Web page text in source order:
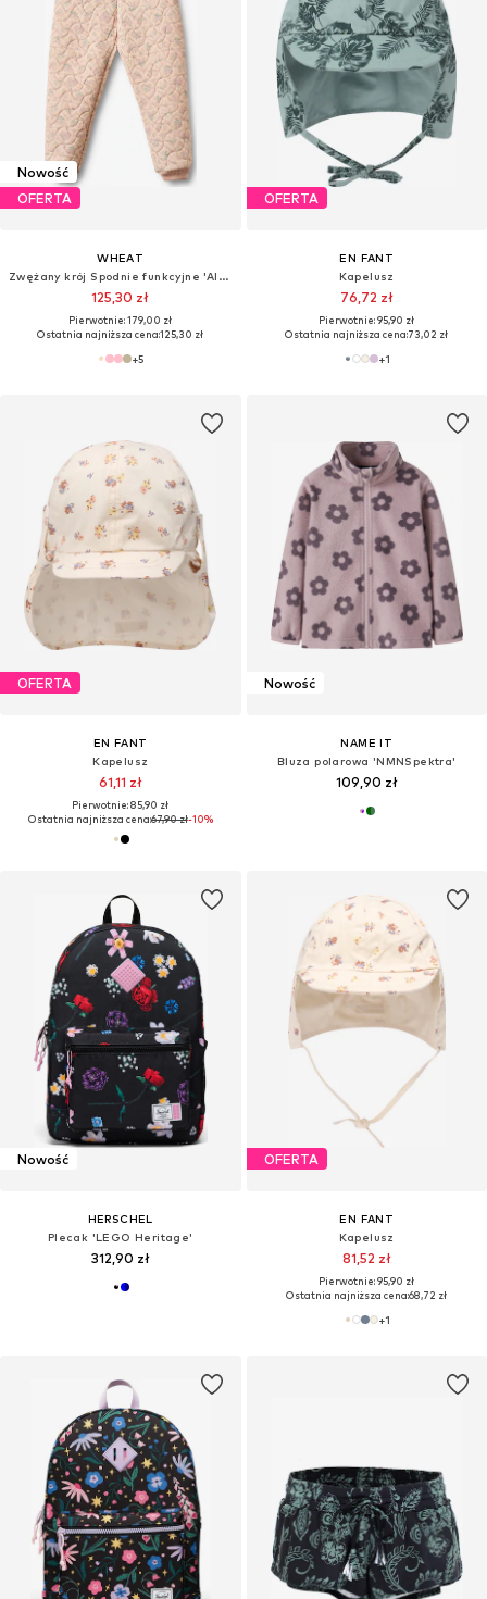
Nowość
OFERTA
WHEAT
Zwężany krój Spodnie funkcyjne 'Alex'
125,30 zł
Pierwotnie: 179,00 zł
Ostatnia najniższa cena:125,30 zł
+5
OFERTA
EN FANT
Kapelusz
76,72 zł
Pierwotnie: 95,90 zł
Ostatnia najniższa cena:73,02 zł
+1
OFERTA
EN FANT
Kapelusz
61,11 zł
Pierwotnie: 85,90 zł
Ostatnia najniższa cena:67,90 zł-10%
Nowość
NAME IT
Bluza polarowa 'NMNSpektra'
109,90 zł
Nowość
HERSCHEL
Plecak 'LEGO Heritage'
312,90 zł
OFERTA
EN FANT
Kapelusz
81,52 zł
Pierwotnie: 95,90 zł
Ostatnia najniższa cena:68,72 zł
+1